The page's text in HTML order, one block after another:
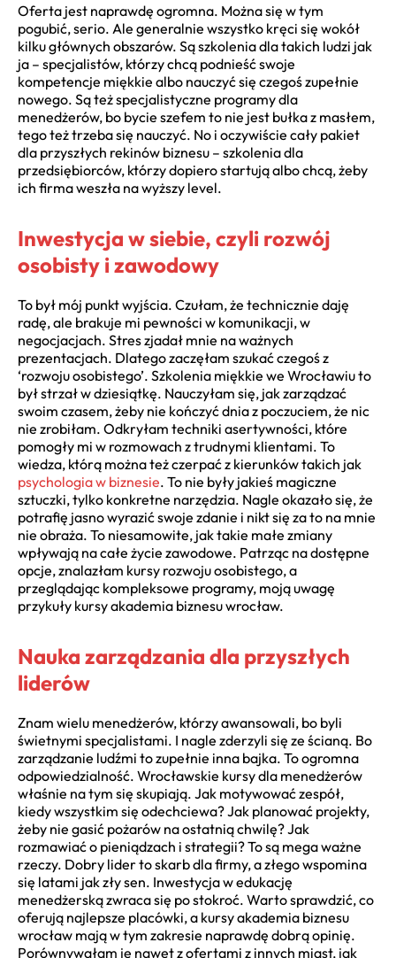
Oferta jest naprawdę ogromna. Można się w tym
pogubić, serio. Ale generalnie wszystko kręci się wokół
kilku głównych obszarów. Są szkolenia dla takich ludzi jak
ja – specjalistów, którzy chcą podnieść swoje
kompetencje miękkie albo nauczyć się czegoś zupełnie
nowego. Są też specjalistyczne programy dla
menedżerów, bo bycie szefem to nie jest bułka z masłem,
tego też trzeba się nauczyć. No i oczywiście cały pakiet
dla przyszłych rekinów biznesu – szkolenia dla
przedsiębiorców, którzy dopiero startują albo chcą, żeby
ich firma weszła na wyższy level.
Inwestycja w siebie, czyli rozwój
osobisty i zawodowy
To był mój punkt wyjścia. Czułam, że technicznie daję
radę, ale brakuje mi pewności w komunikacji, w
negocjacjach. Stres zjadał mnie na ważnych
prezentacjach. Dlatego zaczęłam szukać czegoś z
‘rozwoju osobistego’. Szkolenia miękkie we Wrocławiu to
był strzał w dziesiątkę. Nauczyłam się, jak zarządzać
swoim czasem, żeby nie kończyć dnia z poczuciem, że nic
nie zrobiłam. Odkryłam techniki asertywności, które
pomogły mi w rozmowach z trudnymi klientami. To
wiedza, którą można też czerpać z kierunków takich jak
psychologia w biznesie. To nie były jakieś magiczne
sztuczki, tylko konkretne narzędzia. Nagle okazało się, że
potrafię jasno wyrazić swoje zdanie i nikt się za to na mnie
nie obraża. To niesamowite, jak takie małe zmiany
wpływają na całe życie zawodowe. Patrząc na dostępne
opcje, znalazłam kursy rozwoju osobistego, a
przeglądając kompleksowe programy, moją uwagę
przykuły kursy akademia biznesu wrocław.
Nauka zarządzania dla przyszłych
liderów
Znam wielu menedżerów, którzy awansowali, bo byli
świetnymi specjalistami. I nagle zderzyli się ze ścianą. Bo
zarządzanie ludźmi to zupełnie inna bajka. To ogromna
odpowiedzialność. Wrocławskie kursy dla menedżerów
właśnie na tym się skupiają. Jak motywować zespół,
kiedy wszystkim się odechciewa? Jak planować projekty,
żeby nie gasić pożarów na ostatnią chwilę? Jak
rozmawiać o pieniądzach i strategii? To są mega ważne
rzeczy. Dobry lider to skarb dla firmy, a złego wspomina
się latami jak zły sen. Inwestycja w edukację
menedżerską zwraca się po stokroć. Warto sprawdzić, co
oferują najlepsze placówki, a kursy akademia biznesu
wrocław mają w tym zakresie naprawdę dobrą opinię.
Porównywałam je nawet z ofertami z innych miast, jak